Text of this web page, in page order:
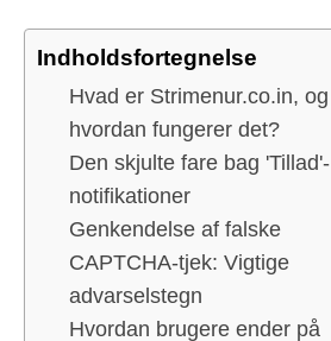
Indholdsfortegnelse
Hvad er Strimenur.co.in, og
hvordan fungerer det?
Den skjulte fare bag 'Tillad'-
notifikationer
Genkendelse af falske
CAPTCHA-tjek: Vigtige
advarselstegn
Hvordan brugere ender på